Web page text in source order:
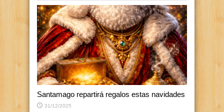
Santamago repartirá regalos estas navidades
31/12/2025